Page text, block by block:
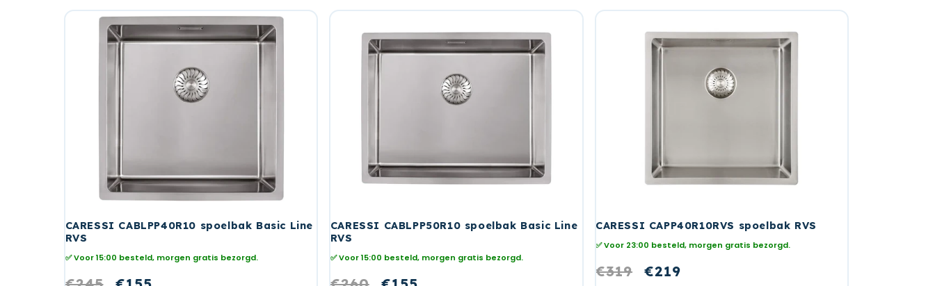
CARESSI CABLPP40R10 spoelbak Basic Line
RVS
✅ Voor 15:00 besteld, morgen gratis bezorgd.
CARESSI CABLPP50R10 spoelbak Basic Line
RVS
✅ Voor 15:00 besteld, morgen gratis bezorgd.
CARESSI CAPP40R10RVS spoelbak RVS
✅ Voor 23:00 besteld, morgen gratis bezorgd.
Normale
€319 Aanbiedingsprijs
€219